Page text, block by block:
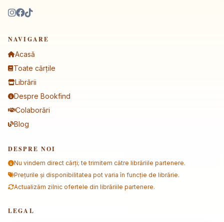
NAVIGARE
Acasă
Toate cărțile
Librării
Despre Bookfind
Colaborări
Blog
DESPRE NOI
Nu vindem direct cărți; te trimitem către librăriile partenere.
Prețurile și disponibilitatea pot varia în funcție de librărie.
Actualizăm zilnic ofertele din librăriile partenere.
LEGAL